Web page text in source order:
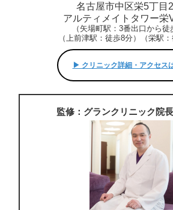
名古屋市中区栄5丁目
アルティメイトタワー栄
（矢場町駅：3番出口から徒
（上前津駅：徒歩8分）（栄駅：
▶︎ クリニック詳細・アクセス
監修：グランクリニック院